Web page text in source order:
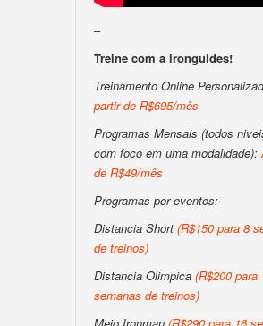
–
Treine com a ironguides!
Treinamento Online
partir de R$695/mês
Programas Mensais (todos
com foco em uma modalidade):
de R$49/mês
Programas por eventos:
Distancia Short (R$150 para 8
de treinos)
Distancia Olimpica (R$200 para
semanas de treinos)